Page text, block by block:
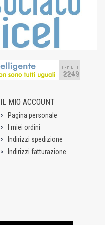
IL MIO ACCOUNT
Pagina personale
I miei ordini
Indirizzi spedizione
Indirizzi fatturazione